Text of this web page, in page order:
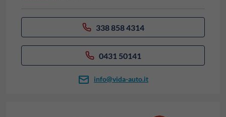
338 858 4314
0431 50141
info@vida-auto.it